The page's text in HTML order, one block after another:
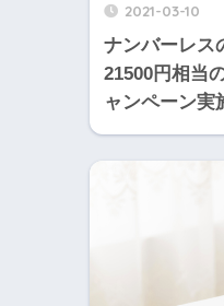
2021-03-10
ナンバーレス
21500円相当
ャンペーン実